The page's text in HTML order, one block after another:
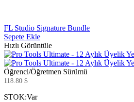
FL Studio Signature Bundle
Sepete Ekle
Hızlı Görüntüle
Öğrenci/Öğretmen Sürümü
118.80 $
STOK:Var